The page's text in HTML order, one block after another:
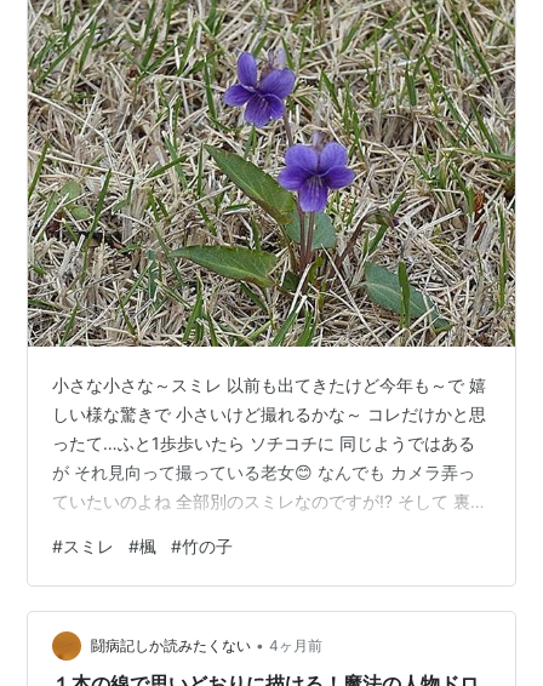
小さな小さな～スミレ 以前も出てきたけど今年も～で 嬉
しい様な驚きで 小さいけど撮れるかな～ コレだけかと思
ったて…ふと1歩歩いたら ソチコチに 同じようではある
が それ見向って撮っている老女😊 なんでも カメラ弄っ
ていたいのよね 全部別のスミレなのですが⁉ そして 裏庭
い付けている楓さん 今年も今のところを いつものように
ご一緒しましょう キリがありません⁉ 竹の子も出てき
た！ホントはいま取って食べたいけど 自分では取りたく
ない人 伸びてきたら竹になる前に倒さないと(笑) 増えて
増えて囲いの外のは処刑するわけ
#スミレ #楓 #竹の子
闘病記しか読みたくない • 4ヶ月前